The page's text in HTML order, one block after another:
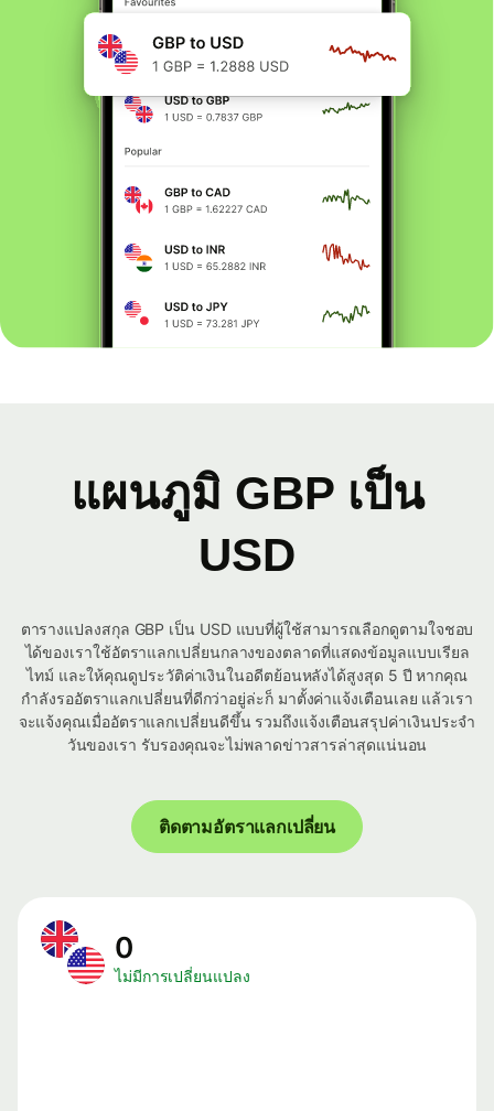
แผนภูมิ GBP เป็น
USD
ตารางแปลงสกุล GBP เป็น USD แบบที่ผู้ใช้สามารถเลือกดูตามใจชอบ
ได้ของเราใช้อัตราแลกเปลี่ยนกลางของตลาดที่แสดงข้อมูลแบบเรียล
ไทม์ และให้คุณดูประวัติค่าเงินในอดีตย้อนหลังได้สูงสุด 5 ปี หากคุณ
กำลังรออัตราแลกเปลี่ยนที่ดีกว่าอยู่ล่ะก็ มาตั้งค่าแจ้งเตือนเลย แล้วเรา
จะแจ้งคุณเมื่ออัตราแลกเปลี่ยนดีขึ้น รวมถึงแจ้งเตือนสรุปค่าเงินประจำ
วันของเรา รับรองคุณจะไม่พลาดข่าวสารล่าสุดแน่นอน
ติดตามอัตราแลกเปลี่ยน
0
ไม่มีการเปลี่ยนแปลง